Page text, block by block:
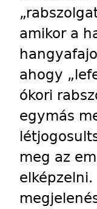
amikor a
ahogy
ókori
egymás
meg az